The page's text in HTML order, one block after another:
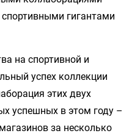
гигантами
на спортивной и
успех коллекции
этих двух
успешных в этом году –
за несколько